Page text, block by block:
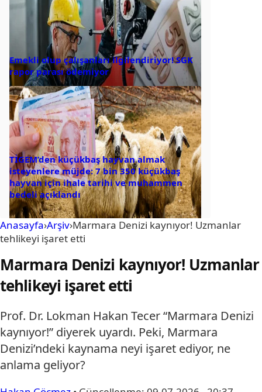
Emekli olup çalışanları ilgilendiriyor! SGK
rapor parası ödemiyor
TİGEM’den küçükbaş hayvan almak
isteyenlere müjde: 7 bin 350 küçükbaş
hayvan için ihale tarihi ve muhammen
bedeli açıklandı
Anasayfa›Arşiv›Marmara Denizi kaynıyor! Uzmanlar
tehlikeyi işaret etti
Marmara Denizi kaynıyor! Uzmanlar
tehlikeyi işaret etti
Prof. Dr. Lokman Hakan Tecer “Marmara Denizi
kaynıyor!” diyerek uyardı. Peki, Marmara
Denizi’ndeki kaynama neyi işaret ediyor, ne
anlama geliyor?